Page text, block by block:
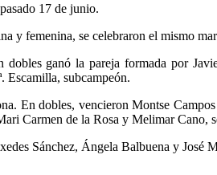
17 de junio.
y femenina, se celebraron el mismo
ganó la pareja formada por
Escamilla, subcampeón.
En dobles, vencieron Montse
Carmen de la Rosa y Melimar Cano,
Sánchez, Ángela Balbuena y